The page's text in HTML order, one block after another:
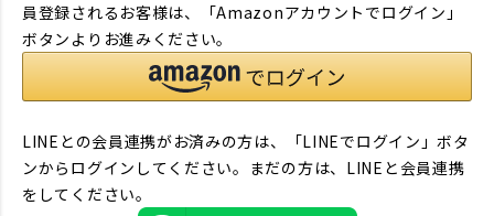
員登録されるお客様は、「Amazonアカウントでログイン」
ボタンよりお進みください。
LINEとの会員連携がお済みの方は、「LINEでログイン」ボタ
ンからログインしてください。まだの方は、 LINEと会員連携
をしてください。